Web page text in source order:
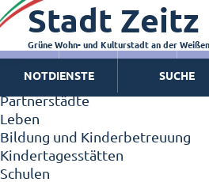
Zeitz - Die Kleinstadt
Willkommen in Zeitz!
Interview mit
Zeitz - Stadt der Zukunft
Ortschaften
Partnerstädte
Leben
Bildung und Kinderbetreuung
Kindertagesstätten
Schulen
Stadt Zeitz
Grüne Wohn- und Kulturstadt an der
NOTDIENSTE SUCHE